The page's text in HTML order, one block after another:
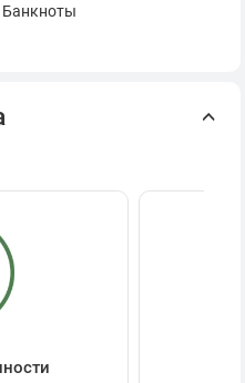
Банкноты